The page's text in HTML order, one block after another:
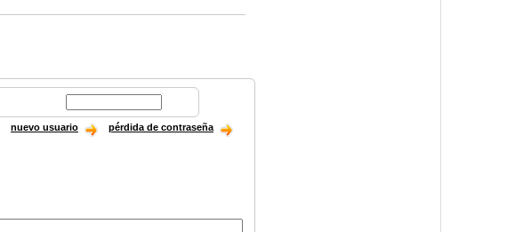
nuevo usuario pérdida de contraseña